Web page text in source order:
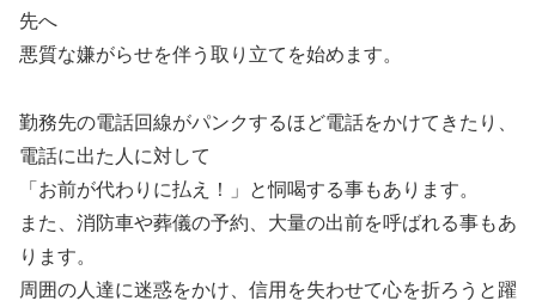
先へ
悪質な嫌がらせを伴う取り立てを始めます。
勤務先の電話回線がパンクするほど電話をかけてきたり、
電話に出た人に対して
「お前が代わりに払え！」と恫喝する事もあります。
また、消防車や葬儀の予約、大量の出前を呼ばれる事もあ
ります。
周囲の人達に迷惑をかけ、信用を失わせて心を折ろうと躍